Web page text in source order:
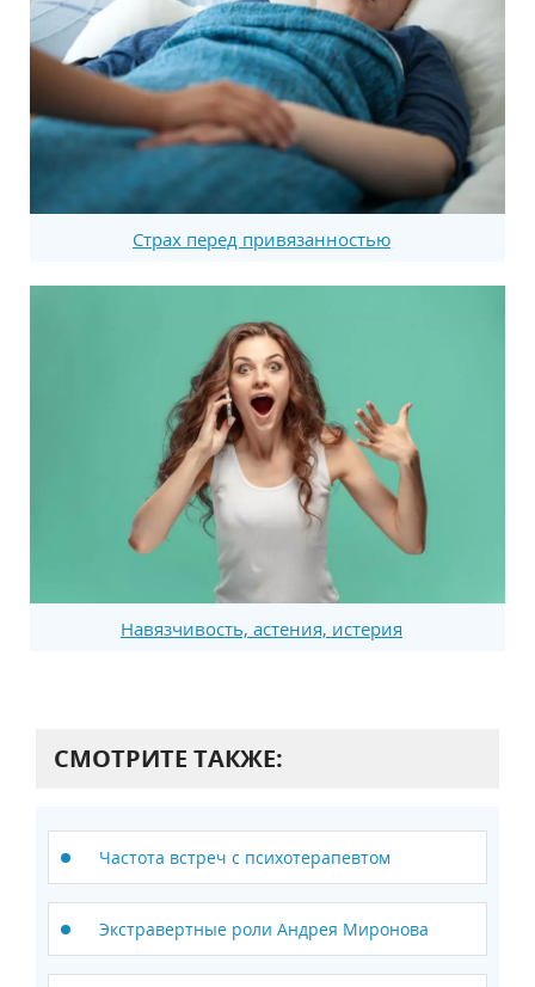
Страх перед привязанностью
Навязчивость, астения, истерия
СМОТРИТЕ ТАКЖЕ:
Частота встреч с психотерапевтом
Экстравертные роли Андрея Миронова